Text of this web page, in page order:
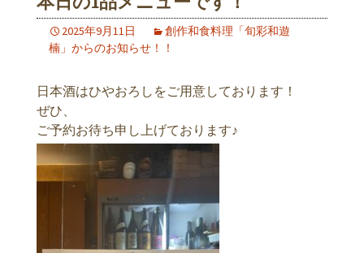
2025年9月11日
創作和食料理「旬彩和遊
楠」からのお知らせ！！
日本酒はひやおろしをご用意しております！
ぜひ、
ご予約お待ち申し上げております♪